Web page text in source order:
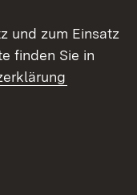
und zum Einsatz
finden Sie in